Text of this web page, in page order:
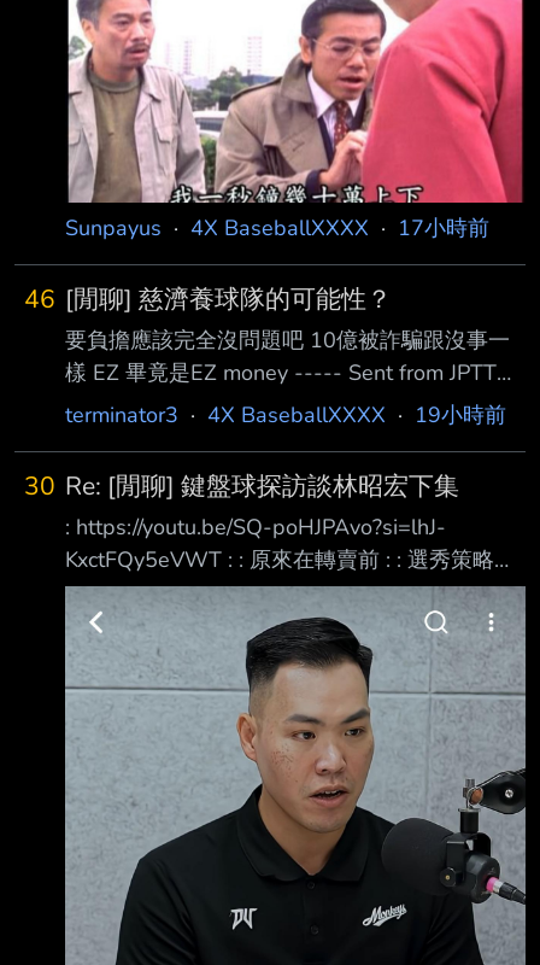
麼大筆的金額都不在乎了 其他幾百幾千萬的款
項會不會也是隨便花啊 --
Sunpayus · 4X BaseballXXXX · 17小時前
46 [閒聊] 慈濟養球隊的可能性？
要負擔應該完全沒問題吧 10億被詐騙跟沒事一
樣 EZ 畢竟是EZ money ----- Sent from JPTT
on my iPhone --
terminator3 · 4X BaseballXXXX · 19小時前
30 Re: [閒聊] 鍵盤球探訪談林昭宏下集
: https://youtu.be/SQ-poHJPAvo?si=lhJ-
KxctFQy5eVWT : : 原來在轉賣前 : : 選秀策略的
變化早已有端倪 : : 不過義大在轉賣那年 : : 選的
還是大寶 : : 雖然花賢差點簽不下來 : : 但選秀策
略似乎沒受轉賣風波影響? : : -- 昭宏真的很像大
聖(X) https://i.imgur.com/nn0HM4H.jpeg
https://i.imgur.com/vQ92QRr.jpeg 這兩集真的非
常好聽 剛聽完下集印象最深刻的幾個點 1.何品
是